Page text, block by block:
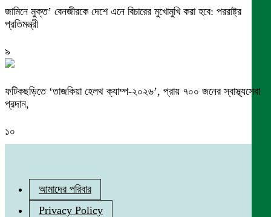
জামিনে মুক্ত’ বেনজীরকে দেশে এনে বিচারের মুখোমুখি করা হবে: পররাষ্ট্র
প্রতিমন্ত্রী
৯
ফটিকছড়িতে ‘তাজকিয়া হেলথ ক্যাম্প-২০২৬’, প্রায় ৭০০ জনের স্বাস্থ্যসেবা
প্রদান,
১০
আমাদের পরিবার
Privacy Policy